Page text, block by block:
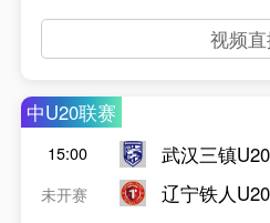
视频
中U20联赛
15:00
未开赛
武汉三镇U20
辽宁铁人U20